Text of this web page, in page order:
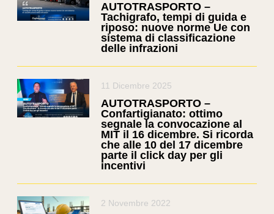
AUTOTRASPORTO –
Tachigrafo, tempi di guida e
riposo: nuove norme Ue con
sistema di classificazione
delle infrazioni
11 Dicembre 2025
AUTOTRASPORTO –
Confartigianato: ottimo
segnale la convocazione al
MIT il 16 dicembre. Si ricorda
che alle 10 del 17 dicembre
parte il click day per gli
incentivi
2 Novembre 2022